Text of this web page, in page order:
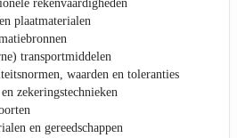
rekenvaardigheden
plaatmaterialen
transportmiddelen
waarden en toleranties
zekeringstechnieken
en gereedschappen